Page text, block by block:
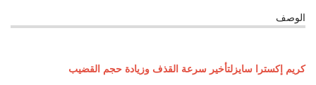
الوصف
كريم إكسترا سايز لتأخير سرعة القذف وزيادة حجم القضيب